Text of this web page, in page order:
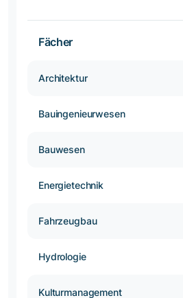
Fächer
Architektur
Bauingenieurwesen
Bauwesen
Energietechnik
Fahrzeugbau
Hydrologie
Kulturmanagement